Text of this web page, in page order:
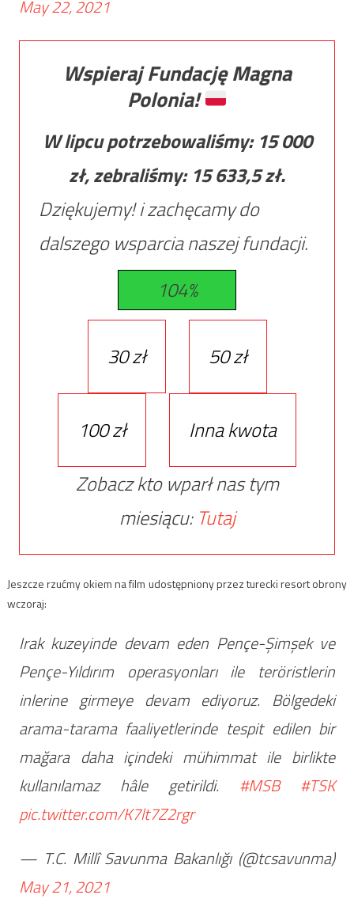
May 22, 2021
Wspieraj Fundację Magna
Polonia!
W lipcu potrzebowaliśmy: 15 000
zł, zebraliśmy: 15 633,5zł.
Dziękujemy! i zachęcamy do
dalszego wsparcia naszej fundacji.
104%
30 zł 50 zł
100 zł
Inna kwota
Zobacz kto wparł nas tym
miesiącu: Tutaj
Jeszcze rzućmy okiem na film udostępniony przez turecki resort obrony
wczoraj:
Irak kuzeyinde devam eden Pençe-Şimşek ve
Pençe-Yıldırım operasyonları ile teröristlerin
inlerine girmeye devam ediyoruz. Bölgedeki
arama-tarama faaliyetlerinde tespit edilen bir
mağara daha içindeki mühimmat ile birlikte
kullanılamaz hâle getirildi. #MSB
#TSK
pic.twitter.com/K7lt7Z2rgr
— T.C. Millî Savunma Bakanlığı (@tcsavunma)
May 21, 2021